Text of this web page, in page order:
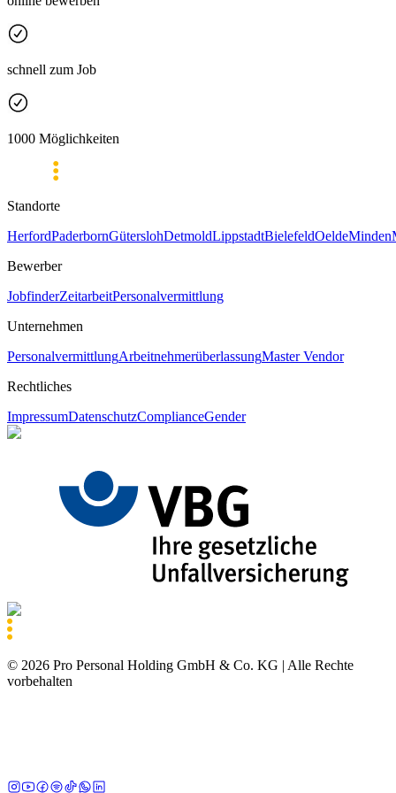
schnell zum Job
1000 Möglichkeiten
Standorte
HerfordPaderbornGüterslohDetmoldLippstadtBielefeldOeldeMinden
Bewerber
JobfinderZeitarbeitPersonalvermittlung
Unternehmen
PersonalvermittlungArbeitnehmerüberlassungMaster Vendor
Rechtliches
ImpressumDatenschutzComplianceGender
© 2026 Pro Personal Holding GmbH & Co. KG | Alle Rechte
vorbehalten